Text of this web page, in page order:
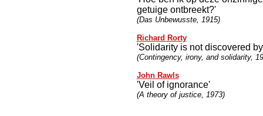
getuige ontbreekt?'
(Das Unbewusste, 1915)
Richard Rorty
'Solidarity is not discovered
(Contingency, irony, and solidarity,
John Rawls
'Veil of ignorance'
(A theory of justice, 1973)